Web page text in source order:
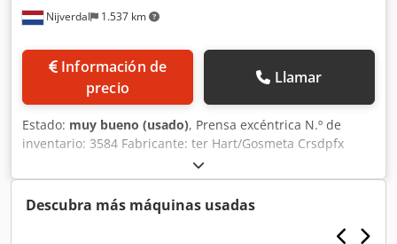
Nijverdal 1.537 km
Información de
precio
Llamar
Estado: muy bueno (usado), Prensa excéntrica N.º de
inventario: 3584 Fabricante: ter Hart/Gosmeta Crsdpfx
Ahjzi Eptjtsf Modelo: EP 6 * Fuerza de prensado: 6
toneladas * Ajuste de la carrera: 5 - 42 mm * Ajuste del
vástago: 30 mm * Dimensiones de la mesa: 280 x 190 mm *
Altura de instalación: 190 mm * Voladizo: 95 mm * Control:
Descubra más máquinas usadas